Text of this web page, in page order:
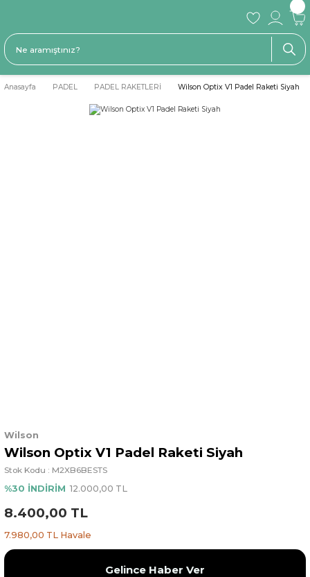
Anasayfa PADEL PADEL RAKETLERİ Wilson Optix V1 Padel Raketi Siyah
Wilson
Wilson Optix V1 Padel Raketi Siyah
Stok Kodu : M2XB6BESTS
%30 İNDİRİM 12.000,00 TL
8.400,00 TL
7.980,00 TL Havale
Gelince Haber Ver